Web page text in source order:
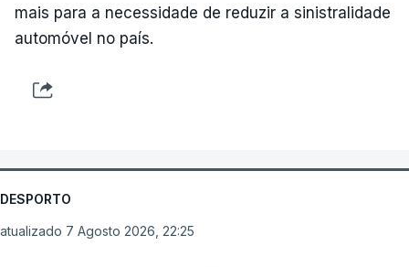
mais para a necessidade de reduzir a sinistralidade
automóvel no país.
DESPORTO
atualizado 7 Agosto 2026, 22:25